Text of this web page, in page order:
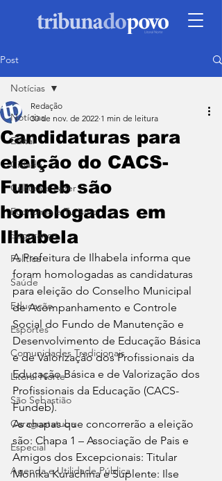
Post
Notícias
Edital
Cidade
Cultura e Lazer
Economia e Turismo
Segurança
Política
Saúde
Educação
Esportes
Comunidades Tradicionais
Litoral Norte
São Sebastião
Caraguatatuba
Especial
Agenda e Utilidade Pública
Notícias
Candidaturas para
eleição do CACS-
Fundeb são
homologadas em
Ilhabela
Redação
30 de nov. de 2022 1 min de leitura
A Prefeitura de Ilhabela informa que
foram homologadas as candidaturas
para eleição do Conselho Municipal
de Acompanhamento e Controle
Social do Fundo de Manutenção e
Desenvolvimento de Educação Básica
e de Valorização dos Profissionais da
Educação Básica e de Valorização dos
Profissionais da Educação (CACS-
Fundeb).
As chapas que concorrerão a eleição
são: Chapa 1 – Associação de Pais e
Amigos dos Excepcionais: Titular
Monika Kurachina e Suplente: Ilse